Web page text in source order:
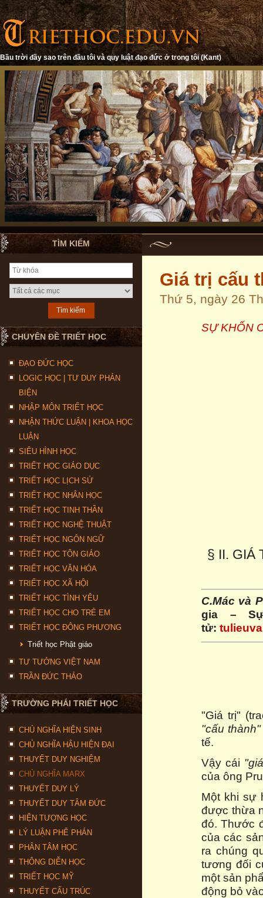
Bầu trời đầy sao trên đầu tôi và quy luật đạo đức ở trong tôi (Kant)
TÌM KIẾM
CHUYÊN ĐỀ TRIẾT HỌC
ĐẠO ĐỨC HỌC
LOGIC HỌC | TƯ DUY PHẢN
BIỆN
NHẬP MÔN TRIẾT HỌC
NHẬN THỨC LUẬN | KHOA HỌC
LUẬN
SIÊU HÌNH HỌC
TRIẾT HỌC GIÁO DỤC
TRIẾT HỌC LỊCH SỬ
TRIẾT HỌC NHÂN HỌC
TRIẾT HỌC TINH THẦN
TRIẾT HỌC NGHỆ THUẬT
TRIẾT HỌC NGÔN NGỮ
TRIẾT HỌC TÔN GIÁO
TRIẾT HỌC VĂN HÓA
TRIẾT HỌC XÃ HỘI
TRIẾT HỌC TÌNH YÊU
TRIẾT HỌC CHO TRẺ EM
TRIẾT HỌC ĐÔNG PHƯƠNG
Triết học Phật giáo
TƯ TƯỞNG VIỆT NAM
TRẦN ĐỨC THẢO
TRƯỜNG PHÁI TRIẾT HỌC
CHỦ NGHĨA HIỆN SINH
CHỦ NGHĨA HẬU HIỆN ĐẠI
THUYẾT DUY NGHIỆM
CHỦ NGHĨA MARX
THUYẾT DUY LÝ
THUYẾT DUY TÂM ĐỨC
HIỆN TƯỢNG HỌC
LÝ LUẬN PHÊ PHÁN
PHÂN TÂM HỌC
THÔNG DIỄN HỌC
TRIẾT HỌC MỸ
THUYẾT CẤU TRÚC
Giá trị cấu
Thứ 5, ngày 26
SỰ KHỐN
§ II. GIÁ
C.Mác và
gia –
tử:
"Giá trị"
"cấu thành"
tế.
Vậy cái
của ông
Một khi sự
được thừa
đó. Thước
của các
ra chúng
tương đối
một sản
động bỏ